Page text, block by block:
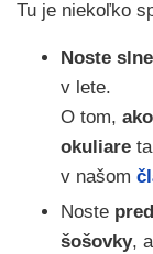
Tu je niekoľko
Noste
v lete.
O tom,
okuliare
v našom
Noste
šošovky,